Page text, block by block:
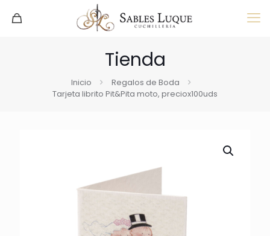
Tienda
Inicio
Regalos de Boda
Tarjeta librito Pit&Pita moto, preciox100uds